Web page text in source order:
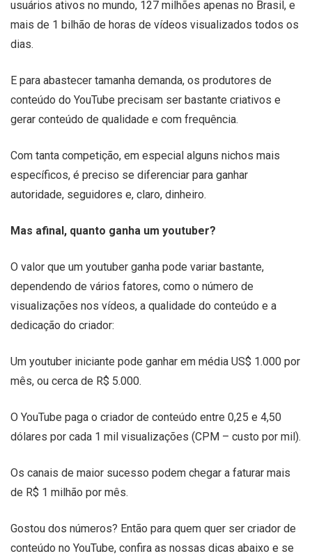
usuários ativos no mundo, 127 milhões apenas no Brasil, e
mais de 1 bilhão de horas de vídeos visualizados todos os
dias.
E para abastecer tamanha demanda, os produtores de
conteúdo do YouTube precisam ser bastante criativos e
gerar conteúdo de qualidade e com frequência.
Com tanta competição, em especial alguns nichos mais
específicos, é preciso se diferenciar para ganhar
autoridade, seguidores e, claro, dinheiro.
Mas afinal, quanto ganha um youtuber?
O valor que um youtuber ganha pode variar bastante,
dependendo de vários fatores, como o número de
visualizações nos vídeos, a qualidade do conteúdo e a
dedicação do criador:
Um youtuber iniciante pode ganhar em média US$ 1.000 por
mês, ou cerca de R$ 5.000.
O YouTube paga o criador de conteúdo entre 0,25 e 4,50
dólares por cada 1 mil visualizações (CPM – custo por mil).
Os canais de maior sucesso podem chegar a faturar mais
de R$ 1 milhão por mês.
Gostou dos números? Então para quem quer ser criador de
conteúdo no YouTube, confira as nossas dicas abaixo e se